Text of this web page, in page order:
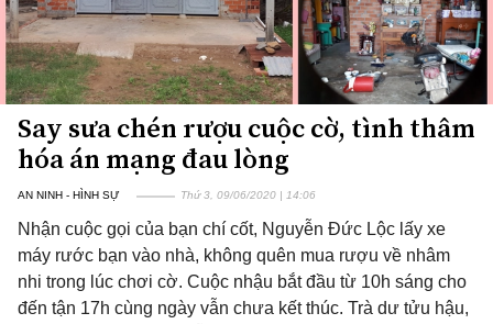
Say sưa chén rượu cuộc cờ, tình thâm
hóa án mạng đau lòng
AN NINH - HÌNH SỰ Thứ 3, 09/06/2020 | 14:06
Nhận cuộc gọi của bạn chí cốt, Nguyễn Đức Lộc lấy xe
máy rước bạn vào nhà, không quên mua rượu về nhâm
nhi trong lúc chơi cờ. Cuộc nhậu bắt đầu từ 10h sáng cho
đến tận 17h cùng ngày vẫn chưa kết thúc. Trà dư tửu hậu,